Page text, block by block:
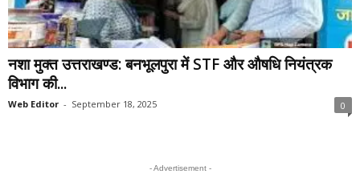
नशा मुक्त उत्तराखण्ड: बनभूलपुरा में STF और औषधि नियंत्रक
विभाग की...
Web Editor - September 18, 2025 0
- Advertisement -